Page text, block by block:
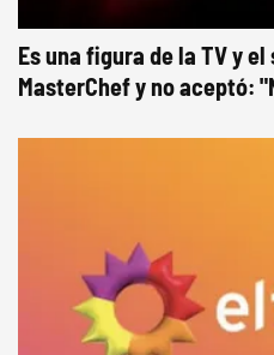
Es una figura de la TV y
MasterChef y no aceptó: